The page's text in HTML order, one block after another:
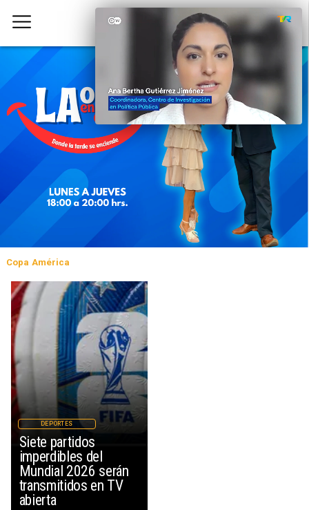
Copa América
Siete partidos
imperdibles del
Mundial 2026 serán
transmitidos en TV
abierta
DEPORTES